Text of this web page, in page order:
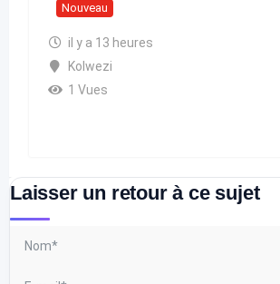
Nouveau
il y a 13 heures
Kolwezi
1 Vues
Laisser un retour à ce sujet